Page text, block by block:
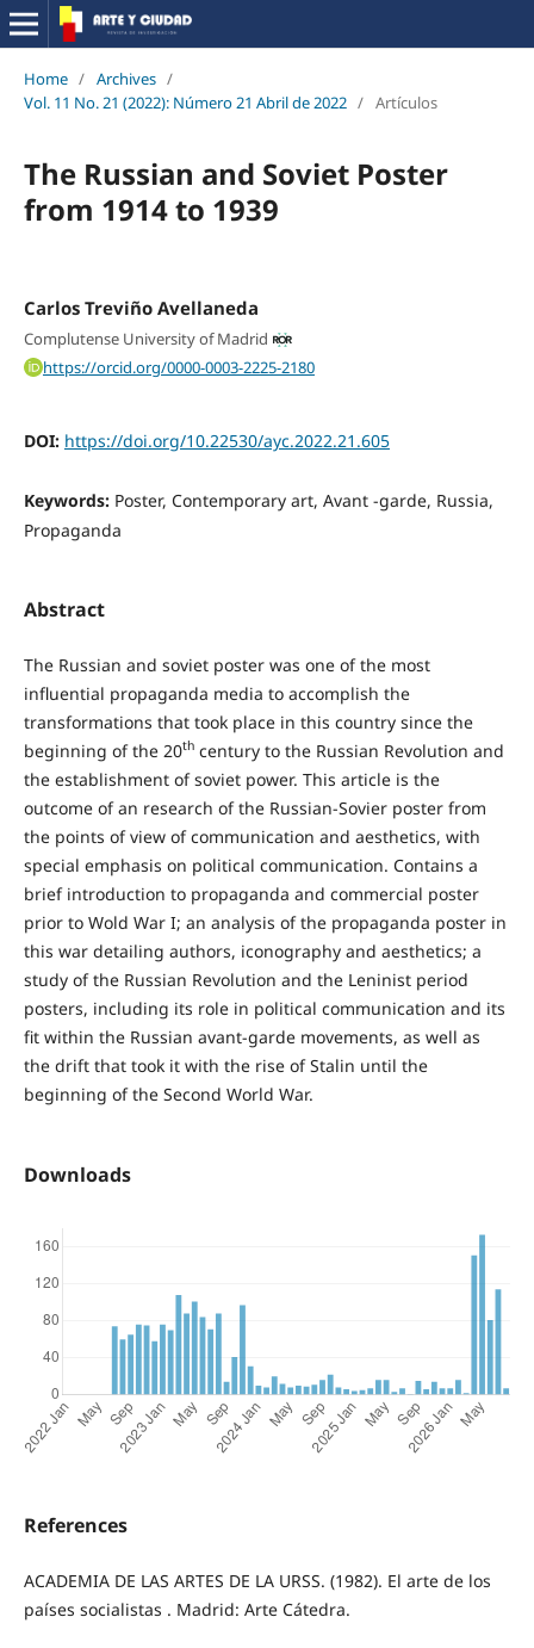
Home / Archives /
Vol. 11 No. 21 (2022): Número 21 Abril de 2022 / Artículos
The Russian and Soviet Poster
from 1914 to 1939
Carlos Treviño Avellaneda
Complutense University of Madrid
https://orcid.org/0000-0003-2225-2180
DOI: https://doi.org/10.22530/ayc.2022.21.605
Keywords: Poster, Contemporary art, Avant -garde, Russia,
Propaganda
Abstract
The Russian and soviet poster was one of the most
influential propaganda media to accomplish the
transformations that took place in this country since the
beginning of the 20thcentury to the Russian Revolution and
the establishment of soviet power. This article is the
outcome of an research of the Russian-Sovier poster from
the points of view of communication and aesthetics, with
special emphasis on political communication. Contains a
brief introduction to propaganda and commercial poster
prior to Wold War I; an analysis of the propaganda poster in
this war detailing authors, iconography and aesthetics; a
study of the Russian Revolution and the Leninist period
posters, including its role in political communication and its
fit within the Russian avant-garde movements, as well as
the drift that took it with the rise of Stalin until the
beginning of the Second World War.
Downloads
References
ACADEMIA DE LAS ARTES DE LA URSS. (1982). El arte de los
países socialistas . Madrid: Arte Cátedra.